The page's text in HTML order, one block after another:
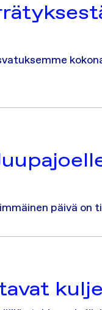
päivä on